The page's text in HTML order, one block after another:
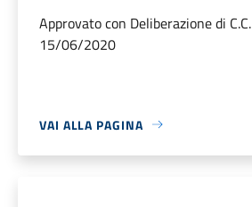
Approvato con Deliberazione di
15/06/2020
VAI ALLA PAGINA